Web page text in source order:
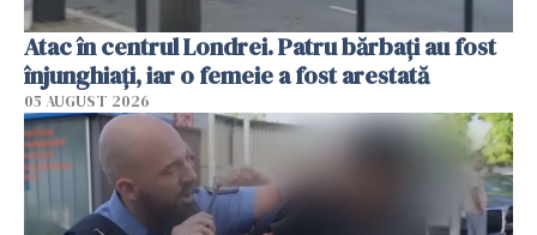
Atac în centrul Londrei. Patru bărbați au fost
înjunghiați, iar o femeie a fost arestată
05 AUGUST 2026